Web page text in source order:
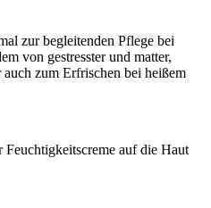
zur begleitenden Pflege bei
von gestresster und matter,
zum Erfrischen bei heißem
auf die Haut